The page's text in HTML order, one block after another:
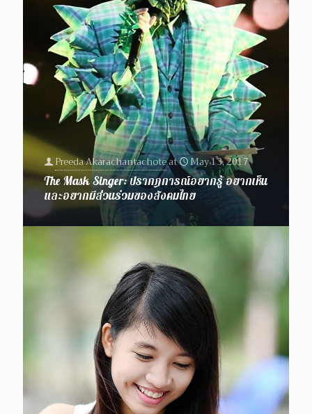
Preeda Akarachantachoteat
May 13, 2017
The Mask Singer: ปรากฎการณ์อยากรู้ อยากเห็น
และอยากมีส่วนร่วมของสังคมไทย